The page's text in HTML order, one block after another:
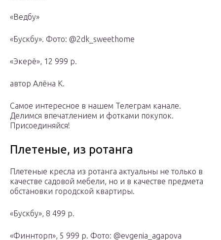
«Ведбу»
«Бускбу». Фото: @2dk_sweethome
«Экерё», 12 999 р.
автор Алёна К.
Самое интересное в нашем Телеграм канале.
Делимся впечатлением и фотками покупок.
Присоединяйся!
Плетеные, из ротанга
Плетеные кресла из ротанга актуальны не только в
качестве садовой мебели, но и в качестве предмета
обстановки городской квартиры.
«Бускбу», 8 499 р.
«Финнторп», 5 999 р. Фото: @evgenia_agapova